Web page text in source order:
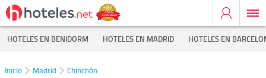
HOTELES EN BENIDORM HOTELES EN MADRID HOTELES EN
Inicio Madrid
Chinchón